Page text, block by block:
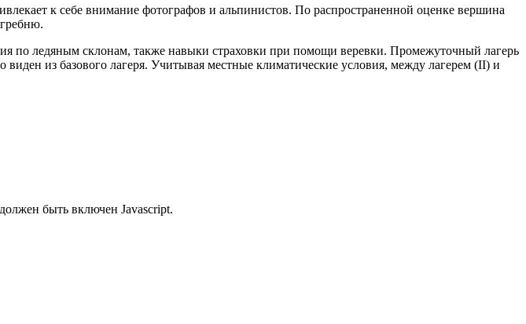
к себе внимание фотографов и альпинистов. По распространенной оценке вершина
по ледяным склонам, также навыки страховки при помощи веревки. Промежуточный лагерь
из базового лагеря. Учитывая местные климатические условия, между лагерем (II) и
быть включен Javascript.